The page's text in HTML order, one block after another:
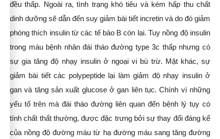
đều thấp. Ngoài ra, tình trạng khó tiêu và kém hấp thu chất
dinh dưỡng sẽ dẫn đến suy giảm bài tiết incretin và do đó giảm
phóng thích insulin từ các tế bào B còn lại. Tuy nồng độ insulin
trong máu bệnh nhân đái tháo đường type 3c thấp nhưng có
sự gia tăng độ nhạy insulin ở ngoại vi bù trừ. Mặt khác, sự
giảm bài tiết các polypeptide lại làm giảm độ nhạy insulin ở
gan và tăng sản xuất glucose ở gan liên tục. Chính vì những
yếu tố trên mà đái tháo đường liên quan đến bệnh lý tụy có
tính chất thất thường, được đặc trưng bởi sự thay đổi đáng kể
của nồng độ đường máu từ hạ đường máu sang tăng đường